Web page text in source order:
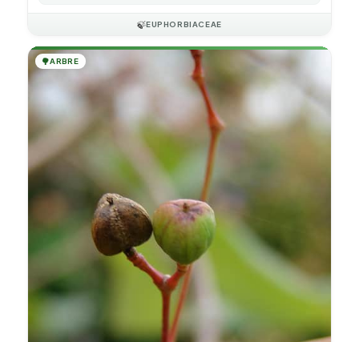
🍃EUPHORBIACEAE
🌳ARBRE